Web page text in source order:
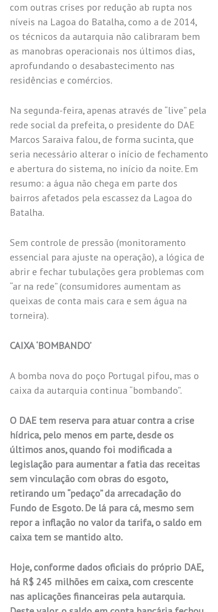
com outras crises por redução ab rupta nos
níveis na Lagoa do Batalha, como a de 2014,
os técnicos da autarquia não calibraram bem
as manobras operacionais nos últimos dias,
aprofundando o desabastecimento nas
residências e comércios.
Na segunda-feira, apenas através de “live” pela
rede social da prefeita, o presidente do DAE
Marcos Saraiva falou, de forma sucinta, que
seria necessário alterar o início de fechamento
e abertura do sistema, no início da noite. Em
resumo: a água não chega em parte dos
bairros afetados pela escassez da Lagoa do
Batalha.
Sem controle de pressão (monitoramento
essencial para ajuste na operação), a lógica de
abrir e fechar tubulações gera problemas com
“ar na rede” (consumidores aumentam as
queixas de conta mais cara e sem água na
torneira).
CAIXA ‘BOMBANDO’
A bomba nova do poço Portugal pifou, mas o
caixa da autarquia continua “bombando”.
O DAE tem reserva para atuar contra a crise
hídrica, pelo menos em parte, desde os
últimos anos, quando foi modificada a
legislação para aumentar a fatia das receitas
sem vinculação com obras do esgoto,
retirando um “pedaço” da arrecadação do
Fundo de Esgoto. De lá para cá, mesmo sem
repor a inflação no valor da tarifa, o saldo em
caixa tem se mantido alto.
Hoje, conforme dados oficiais do próprio DAE,
há R$ 245 milhões em caixa, com crescente
nas aplicações financeiras pela autarquia.